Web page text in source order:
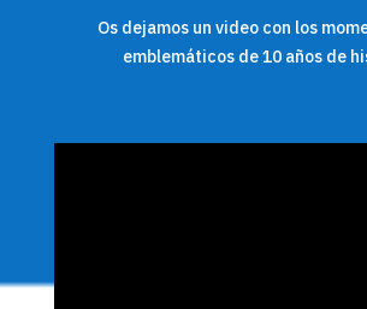
Os dejamos un video con los
emblemáticos de 10 años de